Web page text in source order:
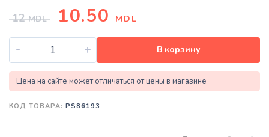
12MDL 10.50 MDL
- + В корзину
Цена на сайте может отличаться от цены в магазине
КОД ТОВАРА: PS86193